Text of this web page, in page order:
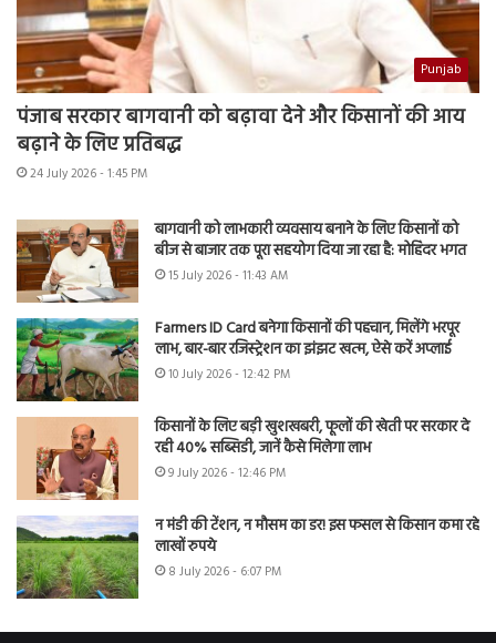
Punjab
पंजाब सरकार बागवानी को बढ़ावा देने और किसानों की आय
बढ़ाने के लिए प्रतिबद्ध
24 July 2026 - 1:45 PM
बागवानी को लाभकारी व्यवसाय बनाने के लिए किसानों को
बीज से बाजार तक पूरा सहयोग दिया जा रहा है: मोहिंदर भगत
15 July 2026 - 11:43 AM
Farmers ID Card बनेगा किसानों की पहचान, मिलेंगे भरपूर
लाभ, बार-बार रजिस्ट्रेशन का झंझट खत्म, ऐसे करें अप्लाई
10 July 2026 - 12:42 PM
किसानों के लिए बड़ी खुशखबरी, फूलों की खेती पर सरकार दे
रही 40% सब्सिडी, जानें कैसे मिलेगा लाभ
9 July 2026 - 12:46 PM
न मंडी की टेंशन, न मौसम का डर! इस फसल से किसान कमा रहे
लाखों रुपये
8 July 2026 - 6:07 PM